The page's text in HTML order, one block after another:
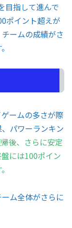
目指して進んで
ポイント超えが
ームの成績がさ
ームの多さが際
パワーランキン
後、さらに安定
には100ポイン
ム全体がさらに